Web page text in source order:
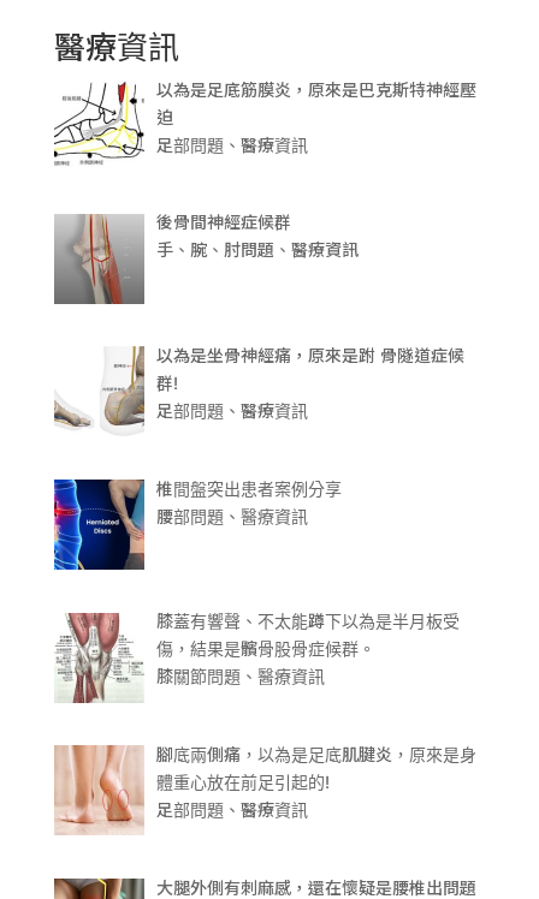
醫療資訊
以為是足底筋膜炎，原來是巴克斯特神經壓
迫
足部問題、醫療資訊
後骨間神經症候群
手、腕、肘問題、醫療資訊
以為是坐骨神經痛，原來是跗 骨隧道症候
群!
足部問題、醫療資訊
椎間盤突出患者案例分享
腰部問題、醫療資訊
膝蓋有響聲、不太能蹲下以為是半月板受
傷，結果是髕骨股骨症候群。
膝關節問題、醫療資訊
腳底兩側痛，以為是足底肌腱炎，原來是身
體重心放在前足引起的!
足部問題、醫療資訊
大腿外側有刺麻感，還在懷疑是腰椎出問題